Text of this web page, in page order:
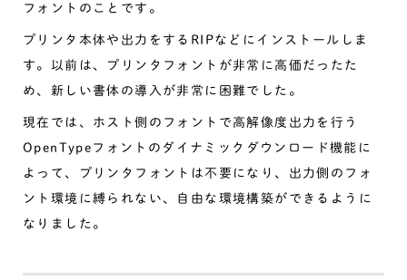
フォントのことです。
プリンタ本体や出力をするRIPなどにインストールしま
す。以前は、プリンタフォントが非常に高価だったた
め、新しい書体の導入が非常に困難でした。
現在では、ホスト側のフォントで高解像度出力を行う
OpenTypeフォントのダイナミックダウンロード機能に
よって、プリンタフォントは不要になり、出力側のフォ
ント環境に縛られない、自由な環境構築ができるように
なりました。